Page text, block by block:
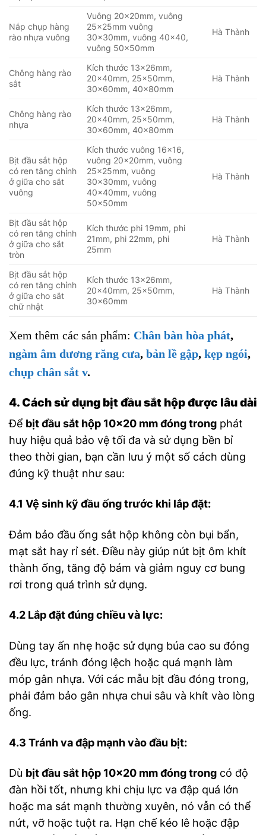
Nắp chụp hàng
rào nhựa vuông
Vuông 20x20mm, vuông
25x25mm vuông
30x30mm, vuông 40×40,
vuông 50x50mm
Hà Thành
Chông hàng rào
sắt
Kích thước 13x26mm,
20x40mm, 25x50mm,
30x60mm, 40x80mm
Hà Thành
Chông hàng rào
nhựa
Kích thước 13x26mm,
20x40mm, 25x50mm,
30x60mm, 40x80mm
Hà Thành
Bịt đầu sắt hộp
có ren tăng chỉnh
ở giữa cho sắt
vuông
Kích thước vuông 16×16,
vuông 20x20mm, vuông
25x25mm, vuông
30x30mm, vuông
40x40mm, vuông
50x50mm
Hà Thành
Bịt đầu sắt hộp
có ren tăng chỉnh
ở giữa cho sắt
tròn
Kích thước phi 19mm, phi
21mm, phi 22mm, phi
25mm
Hà Thành
Bịt đầu sắt hộp
có ren tăng chỉnh
ở giữa cho sắt
chữ nhật
Kích thước 13x26mm,
20x40mm, 25x50mm,
30x60mm
Hà Thành
Xem thêm các sản phẩm: Chân bàn hòa phát,
ngàm âm dương răng cưa, bản lề gập, kẹp ngói,
chụp chân sắt v.
4. Cách sử dụng bịt đầu sắt hộp được lâu dài
Để bịt đầu sắt hộp 10×20 mm đóng trong phát
huy hiệu quả bảo vệ tối đa và sử dụng bền bỉ
theo thời gian, bạn cần lưu ý một số cách dùng
đúng kỹ thuật như sau:
4.1 Vệ sinh kỹ đầu ống trước khi lắp đặt:
Đảm bảo đầu ống sắt hộp không còn bụi bẩn,
mạt sắt hay rỉ sét. Điều này giúp nút bịt ôm khít
thành ống, tăng độ bám và giảm nguy cơ bung
rơi trong quá trình sử dụng.
4.2 Lắp đặt đúng chiều và lực:
Dùng tay ấn nhẹ hoặc sử dụng búa cao su đóng
đều lực, tránh đóng lệch hoặc quá mạnh làm
móp gân nhựa. Với các mẫu bịt đầu đóng trong,
phải đảm bảo gân nhựa chui sâu và khít vào lòng
ống.
4.3 Tránh va đập mạnh vào đầu bịt:
Dù bịt đầu sắt hộp 10×20 mm đóng trong có độ
đàn hồi tốt, nhưng khi chịu lực va đập quá lớn
hoặc ma sát mạnh thường xuyên, nó vẫn có thể
nứt, vỡ hoặc tuột ra. Hạn chế kéo lê hoặc đập